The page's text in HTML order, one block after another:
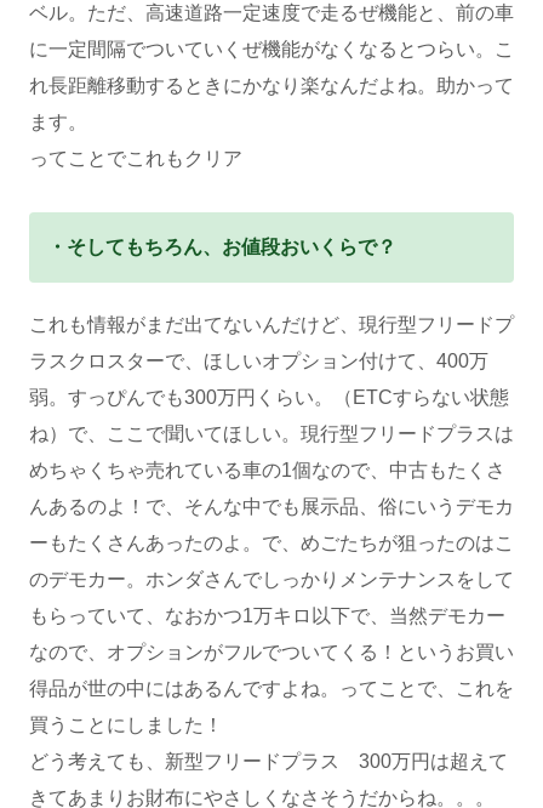
ベル。ただ、高速道路一定速度で走るぜ機能と、前の車
に一定間隔でついていくぜ機能がなくなるとつらい。こ
れ長距離移動するときにかなり楽なんだよね。助かって
ます。
ってことでこれもクリア
・そしてもちろん、お値段おいくらで？
これも情報がまだ出てないんだけど、現行型フリードプ
ラスクロスターで、ほしいオプション付けて、400万
弱。すっぴんでも300万円くらい。（ETCすらない状態
ね）で、ここで聞いてほしい。現行型フリードプラスは
めちゃくちゃ売れている車の1個なので、中古もたくさ
んあるのよ！で、そんな中でも展示品、俗にいうデモカ
ーもたくさんあったのよ。で、めごたちが狙ったのはこ
のデモカー。ホンダさんでしっかりメンテナンスをして
もらっていて、なおかつ1万キロ以下で、当然デモカー
なので、オプションがフルでついてくる！というお買い
得品が世の中にはあるんですよね。ってことで、これを
買うことにしました！
どう考えても、新型フリードプラス 300万円は超えて
きてあまりお財布にやさしくなさそうだからね。。。